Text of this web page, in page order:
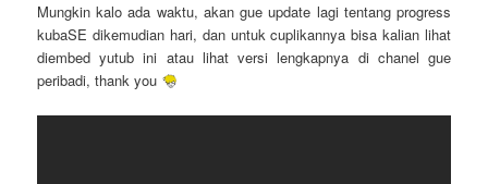
Mungkin kalo ada waktu, akan gue update lagi tentang progress
kubaSE dikemudian hari, dan untuk cuplikannya bisa kalian lihat
diembed yutub ini atau lihat versi lengkapnya di chanel gue
peribadi, thank you